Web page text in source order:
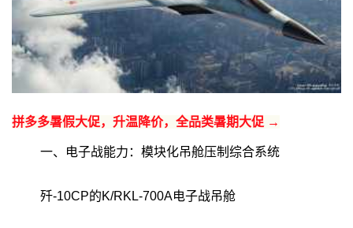
拼多多暑假大促，升温降价，全品类暑期大促 →
一、电子战能力：模块化吊舱压制综合系统
歼-10CP的K/RKL-700A电子战吊舱